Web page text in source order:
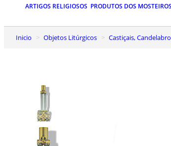
ARTIGOS RELIGIOSOS PRODUTOS DOS MOSTEIROS
Inicio Objetos Litúrgicos Castiçais,